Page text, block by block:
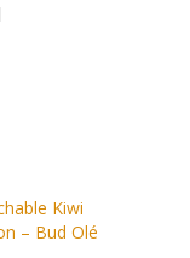
Kiwi
– Bud Olé